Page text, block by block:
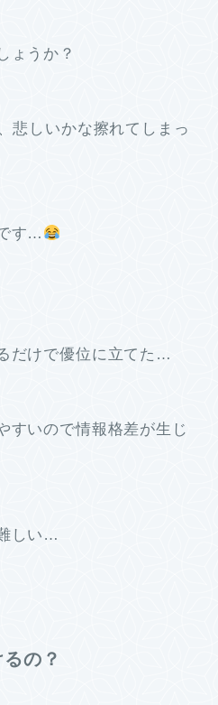
ょうか？
悲しいかな擦れてしまっ
す…
だけで優位に立てた…
すいので情報格差が生じ
しい…
の？